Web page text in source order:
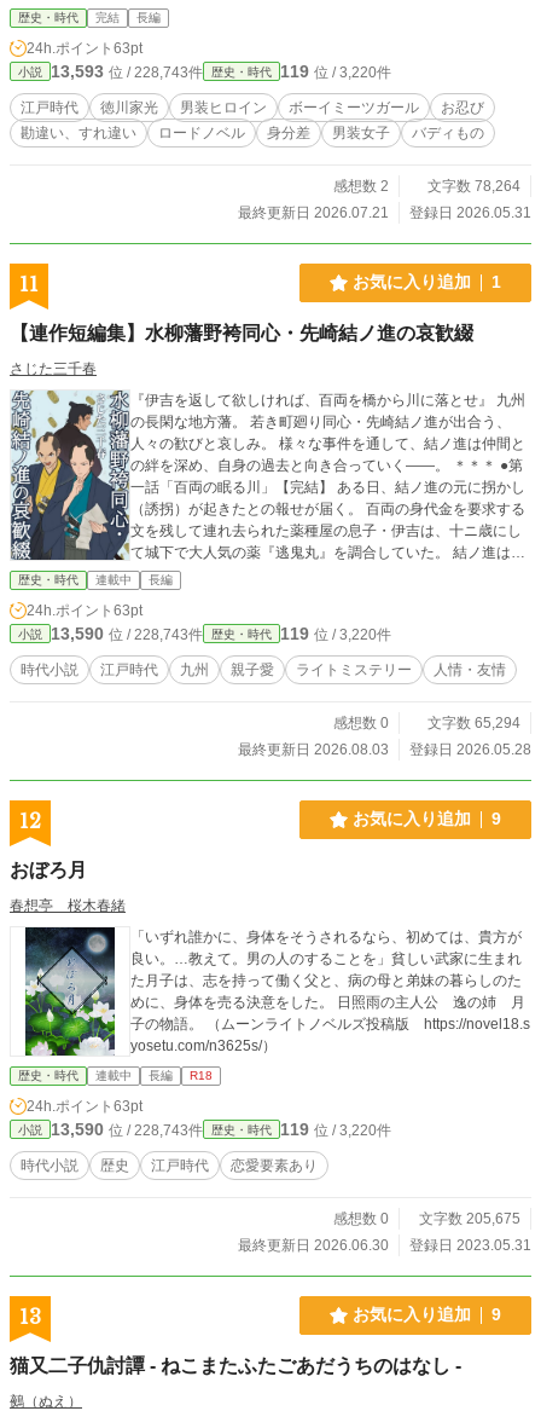
になるハチ。だが、当の竹千代は「上洛軍は行ってしまった
ぞ。責任をとってくれ」と、なぜか嬉々としてハチの旅路に
ついてきてしまい……！？ ----------------------------------------- 置
いてきぼり「若き将軍」× 訳ありの「男装少女」 互いの正体
に気づきながらも、すれ違う二人の化かし合い道中記！ ◆主
な登場人物◆ 【男装女子】じっちゃんの手紙と短筒を胸に、
旅する男装のハチ。 【辻斬り将軍】ハチの前では子犬系、敵
を剥きながら二人を密かに守る忠臣・稲葉正勝。 将軍宣下を
控えた竹千代は、東海道をゆく上洛軍に追いつくのか？！ 江
歴史・時代 完結 長編
24h.ポイント 63pt
小説 13,593 位 / 228,743件 歴史・時代 119 位 / 3,220件
江戸時代 徳川家光 男装ヒロイン ボーイミーツガール
お忍び
勘違い、すれ違い
ロードノベル 身分差 男装女子 バディもの
感想数 2
文字数 78,264
最終更新日 2026.07.21
登録日 2026.05.31
11 お気に入り追加 1
【連作短編集】水柳藩野袴同心・先崎結ノ進の哀歓綴
さじた三千春
『伊吉を返して欲しければ、百両を橋から川に落とせ』 九州
の長閑な地方藩。 若き町廻り同心・先崎結ノ進が出合う、
人々の歓びと哀しみ。 様々な事件を通して、結ノ進は仲間と
の絆を深め、自身の過去と向き合っていく――。 ＊＊＊ ●第
一話「百両の眠る川」【完結】 ある日、結ノ進の元に拐かし
（誘拐）が起きたとの報せが届く。 百両の身代金を要求する
文を残して連れ去られた薬種屋の息子・伊吉は、十ニ歳にし
て城下で大人気の薬『逃鬼丸』を調合していた。 結ノ進は相
棒の朔太郎や岡っ引きたちとともに探索を尽くすが、伊吉は
見つからず、そこに奇妙な要求の書かれた第二の文が届
き……。 新たな出会いを通して、結ノ進が辿り着いた拐かし
事件の真相とは？ ●第二話「ほんとうの人生」不定期更新中
ある日、結ノ進と朔太郎の元に、『頭を打ってから何も思い
出せない』と訴える魚屋の男がやって来る。 大家から素性を
過去を知る人物を見つけるが……。 男は一体何者なのか？男
の求める本当の人生とは？ ※表紙イラストとアイコンは阿頼
歴史・時代 連載中 長編
24h.ポイント 63pt
小説 13,590 位 / 228,743件 歴史・時代 119 位 / 3,220件
時代小説 江戸時代 九州 親子愛 ライトミステリー 人情・友情
感想数 0
文字数 65,294
最終更新日 2026.08.03
登録日 2026.05.28
12 お気に入り追加 9
おぼろ月
春想亭 桜木春緒
「いずれ誰かに、身体をそうされるなら、初めては、貴方が
良い。…教えて。男の人のすることを」貧しい武家に生まれ
た月子は、志を持って働く父と、病の母と弟妹の暮らしのた
めに、身体を売る決意をした。 日照雨の主人公 逸の姉 月
子の物語。 （ムーンライトノベルズ投稿版 https://novel18.s
yosetu.com/n3625s/）
歴史・時代 連載中 長編 R18
24h.ポイント 63pt
小説 13,590 位 / 228,743件 歴史・時代 119 位 / 3,220件
時代小説 歴史 江戸時代 恋愛要素あり
感想数 0
文字数 205,675
最終更新日 2026.06.30
登録日 2023.05.31
13 お気に入り追加 9
猫又二子仇討譚 - ねこまたふたごあだうちのはなし -
鵺（ぬえ）